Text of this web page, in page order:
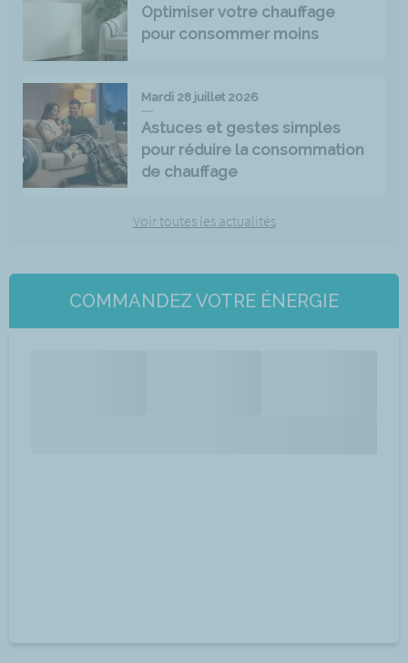
Optimiser votre chauffage
pour consommer moins
Mardi 28 juillet 2026
Astuces et gestes simples
pour réduire la consommation
de chauffage
Voir toutes les actualités
COMMANDEZ VOTRE ÉNERGIE